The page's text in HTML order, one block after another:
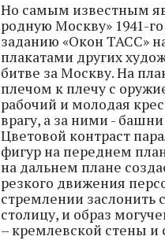
Но самым известным
родную Москву» 1941-
заданию «Окон ТАСС»
плакатами других
битве за Москву. На
плечом к плечу с
рабочий и молодая
врагу, а за ними -
Цветовой контраст
фигур на переднем
на дальнем плане
резкого движения
стремлении
столицу, и образ
– кремлевской стены и